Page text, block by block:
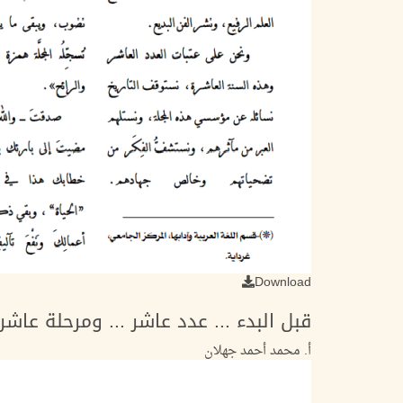
Download
قبل البدء ... عدد عاشر ... ومرحلة
أ. محمد أحمد جهلان